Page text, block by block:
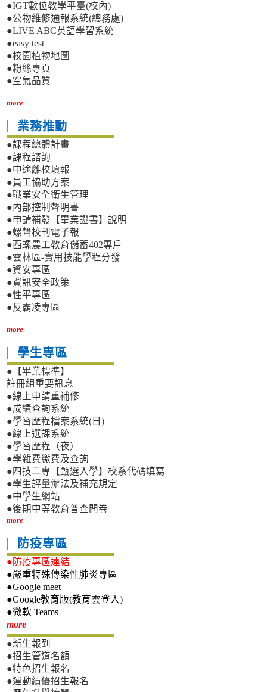
●IGT數位教學平臺(校內)
●公物維修通報系統(總務處)
●LIVE ABC英語學習系統
●easy test
●校園植物地圖
●粉絲專頁
●空氣品質
more
業務推動
●課程總體計畫
●課程諮詢
●中途離校填報
●員工協助方案
●職業安全衛生管理
●內部控制聲明書
●申請補發【畢業證書】說明
●螺聲校刊電子報
●西螺農工教育儲蓄402專戶
●雲林區-實用技能學程分發
●資安專區
●資訊安全政策
●性平專區
●反霸凌專區
more
學生專區
●【畢業標準】
註冊組重要訊息
●線上申請重補修
●成績查詢系統
●學習歷程檔案系統(日)
●線上選課系統
●學習歷程（夜）
●學雜費繳費及查詢
●四技二專【甄選入學】校系代碼填寫
●學生評量辦法及補充規定
●中學生網站
●後期中等教育普查問卷
more
防疫專區
●防疫專區連結
●嚴重特殊傳染性肺炎專區
●Google meet
●Google教育版(教育雲登入)
●微軟 Teams
more新生專區
●新生報到
●招生管道名額
●特色招生報名
●運動績優招生報名